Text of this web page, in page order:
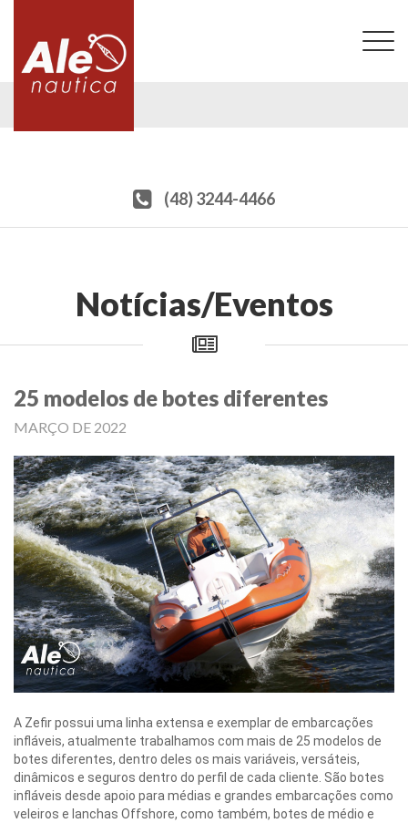
(48) 3244-4466
Notícias/Eventos
25 modelos de botes diferentes
MARÇO DE 2022
A Zefir possui uma linha extensa e exemplar de embarcações
infláveis, atualmente trabalhamos com mais de 25 modelos de
botes diferentes, dentro deles os mais variáveis, versáteis,
dinâmicos e seguros dentro do perfil de cada cliente. São botes
infláveis desde apoio para médias e grandes embarcações como
veleiros e lanchas Offshore, como também, botes de médio e